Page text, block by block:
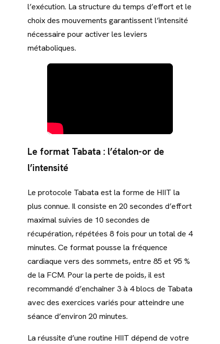
l’exécution. La structure du temps d’effort et le
choix des mouvements garantissent l’intensité
nécessaire pour activer les leviers
métaboliques.
Le format Tabata : l’étalon-or de
l’intensité
Le protocole Tabata est la forme de HIIT la
plus connue. Il consiste en 20 secondes d’effort
maximal suivies de 10 secondes de
récupération, répétées 8 fois pour un total de 4
minutes. Ce format pousse la fréquence
cardiaque vers des sommets, entre 85 et 95 %
de la FCM. Pour la perte de poids, il est
recommandé d’enchaîner 3 à 4 blocs de Tabata
avec des exercices variés pour atteindre une
séance d’environ 20 minutes.
La réussite d’une routine HIIT dépend de votre